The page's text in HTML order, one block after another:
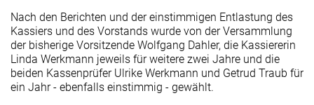
Nach den Berichten und der einstimmigen Entlastung des
Kassiers und des Vorstands wurde von der Versammlung
der bisherige Vorsitzende Wolfgang Dahler, die Kassiererin
Linda Werkmann jeweils für weitere zwei Jahre und die
beiden Kassenprüfer Ulrike Werkmann und Getrud Traub für
ein Jahr - ebenfalls einstimmig - gewählt.